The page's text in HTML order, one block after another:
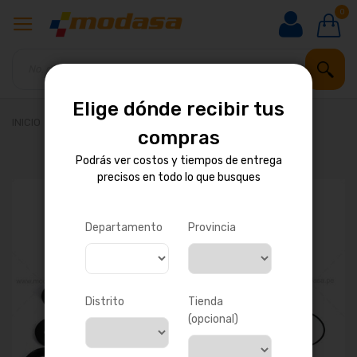
0
JUEGO DE PIEZAS DE CAJA DE DIRECCIÓN
Elige dónde recibir tus
compras
Podrás ver costos y tiempos de entrega
precisos en todo lo que busques
Departamento Provincia
Distrito
Tienda
(opcional)